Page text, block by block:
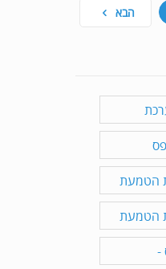
הבא
הטמעת
הטמעת
-